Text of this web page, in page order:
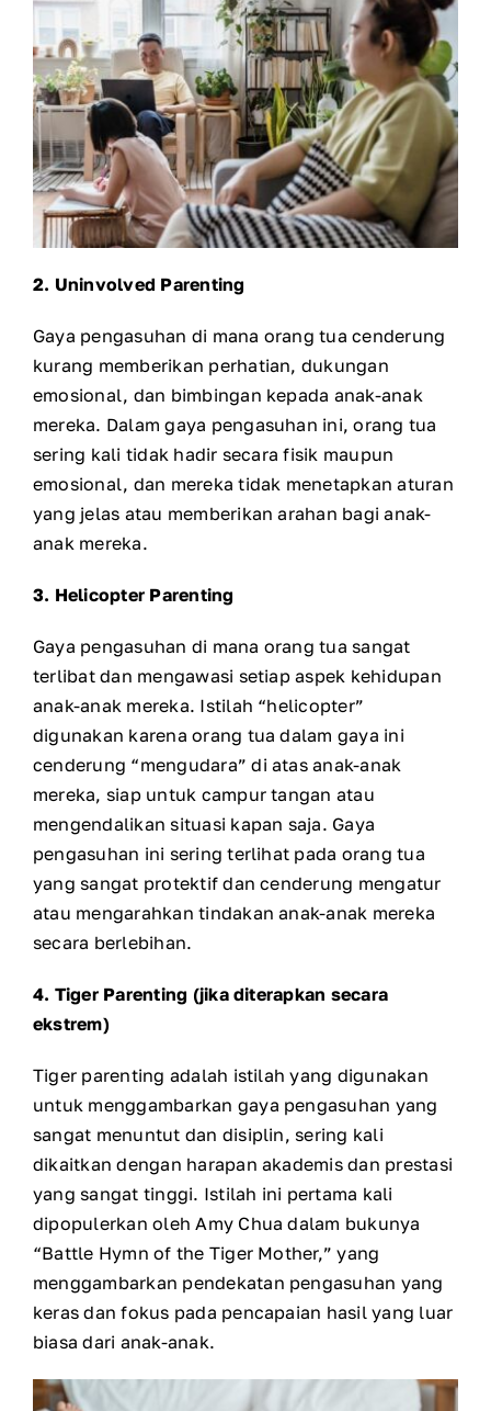
2. Uninvolved Parenting
Gaya pengasuhan di mana orang tua cenderung
kurang memberikan perhatian, dukungan
emosional, dan bimbingan kepada anak-anak
mereka. Dalam gaya pengasuhan ini, orang tua
sering kali tidak hadir secara fisik maupun
emosional, dan mereka tidak menetapkan aturan
yang jelas atau memberikan arahan bagi anak-
anak mereka.
3. Helicopter Parenting
Gaya pengasuhan di mana orang tua sangat
terlibat dan mengawasi setiap aspek kehidupan
anak-anak mereka. Istilah “helicopter”
digunakan karena orang tua dalam gaya ini
cenderung “mengudara” di atas anak-anak
mereka, siap untuk campur tangan atau
mengendalikan situasi kapan saja. Gaya
pengasuhan ini sering terlihat pada orang tua
yang sangat protektif dan cenderung mengatur
atau mengarahkan tindakan anak-anak mereka
secara berlebihan.
4. Tiger Parenting (jika diterapkan secara
ekstrem)
Tiger parenting adalah istilah yang digunakan
untuk menggambarkan gaya pengasuhan yang
sangat menuntut dan disiplin, sering kali
dikaitkan dengan harapan akademis dan prestasi
yang sangat tinggi. Istilah ini pertama kali
dipopulerkan oleh Amy Chua dalam bukunya
“Battle Hymn of the Tiger Mother,” yang
menggambarkan pendekatan pengasuhan yang
keras dan fokus pada pencapaian hasil yang luar
biasa dari anak-anak.